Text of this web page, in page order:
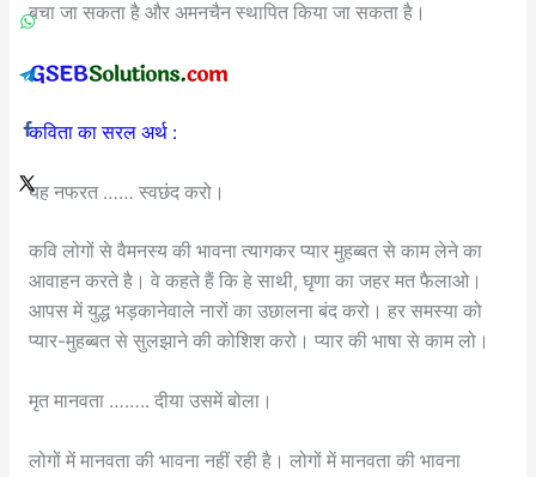
बचा जा सकता है और अमनचैन स्थापित किया जा सकता है।
कविता का सरल अर्थ :
यह नफरत …… स्वछंद करो।
कवि लोगों से वैमनस्य की भावना त्यागकर प्यार मुहब्बत से काम लेने का
आवाहन करते है। वे कहते हैं कि हे साथी, घृणा का जहर मत फैलाओ।
आपस में युद्ध भड़कानेवाले नारों का उछालना बंद करो। हर समस्या को
प्यार-मुहब्बत से सुलझाने की कोशिश करो। प्यार की भाषा से काम लो।
मृत मानवता …….. दीया उसमें बोला।
लोगों में मानवता की भावना नहीं रही है। लोगों में मानवता की भावना